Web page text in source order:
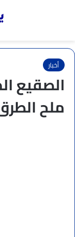
أخبار
الصقيع
ملح